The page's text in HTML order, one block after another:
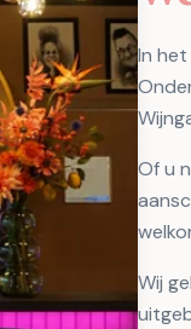
In
Of u
Wij